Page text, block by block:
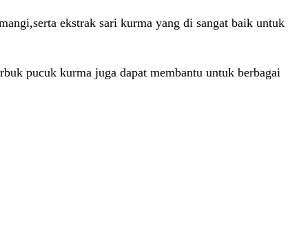
ekstrak sari kurma yang di sangat baik untuk
pucuk kurma juga dapat membantu untuk berbagai